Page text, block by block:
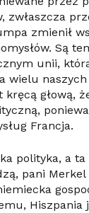
zwłaszcza
zmienił
Są
unii,
wielu
głową,
Francja.
polityka, a ta
pani
Hiszpania